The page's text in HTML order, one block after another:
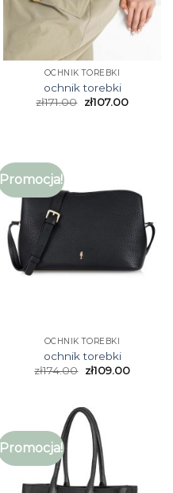
OCHNIK TOREBKI
ochnik torebki
zł171.00 zł107.00
Promocja!
OCHNIK TOREBKI
ochnik torebki
zł174.00 zł109.00
Promocja!